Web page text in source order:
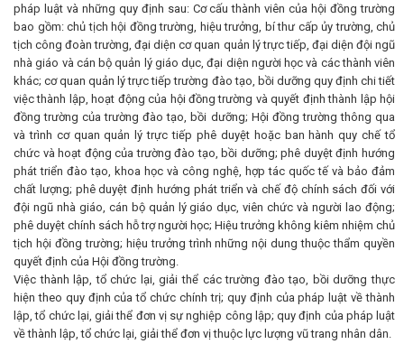
pháp luật và những quy định sau: Cơ cấu thành viên của hội đồng trường
bao gồm: chủ tịch hội đồng trường, hiệu trưởng, bí thư cấp ủy trường, chủ
tịch công đoàn trường, đại diện cơ quan quản lý trực tiếp, đại diện đội ngũ
nhà giáo và cán bộ quản lý giáo dục, đại diện người học và các thành viên
khác; cơ quan quản lý trực tiếp trường đào tạo, bồi dưỡng quy định chi tiết
việc thành lập, hoạt động của hội đồng trường và quyết định thành lập hội
đồng trường của trường đào tạo, bồi dưỡng; Hội đồng trường thông qua
và trình cơ quan quản lý trực tiếp phê duyệt hoặc ban hành quy chế tổ
chức và hoạt động của trường đào tạo, bồi dưỡng; phê duyệt định hướng
phát triển đào tạo, khoa học và công nghệ, hợp tác quốc tế và bảo đảm
chất lượng; phê duyệt định hướng phát triển và chế độ chính sách đối với
đội ngũ nhà giáo, cán bộ quản lý giáo dục, viên chức và người lao động;
phê duyệt chính sách hỗ trợ người học; Hiệu trưởng không kiêm nhiệm chủ
tịch hội đồng trường; hiệu trưởng trình những nội dung thuộc thẩm quyền
quyết định của Hội đồng trường.
Việc thành lập, tổ chức lại, giải thể các trường đào tạo, bồi dưỡng thực
hiện theo quy định của tổ chức chính trị; quy định của pháp luật về thành
lập, tổ chức lại, giải thể đơn vị sự nghiệp công lập; quy định của pháp luật
về thành lập, tổ chức lại, giải thể đơn vị thuộc lực lượng vũ trang nhân dân.